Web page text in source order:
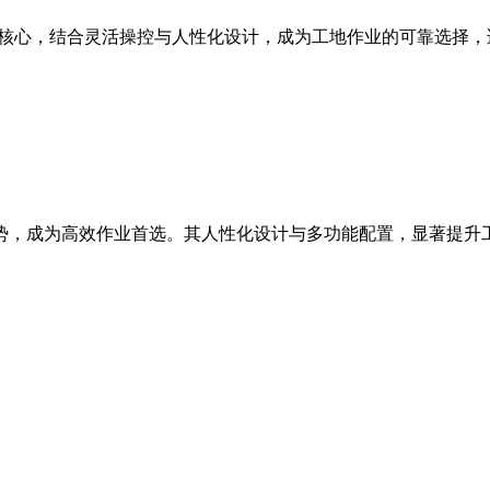
心，结合灵活操控与人性化设计，成为工地作业的可靠选择
成为高效作业首选。其人性化设计与多功能配置，显著提升